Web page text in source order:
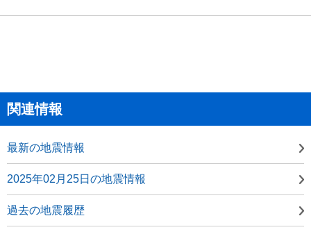
関連情報
最新の地震情報
2025年02月25日の地震情報
過去の地震履歴